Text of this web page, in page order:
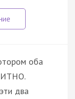
оба
два